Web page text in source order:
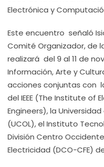
Electrónica y
Este encuentro señaló
Comité Organizador, de la
realizará del 9 al 11 de
Información, Arte y
acciones conjuntas con
del IEEE (The Institute of
Engineers), la
(UCOL), el Instituto
División Centro
Electricidad (DCO-CFE)